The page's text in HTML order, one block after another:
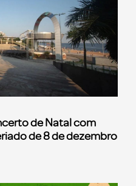
de Natal com
de 8 de dezembro